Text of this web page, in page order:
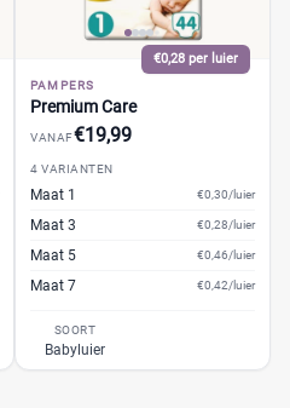
(27)
€0,28 per luier
PAMPERS
Premium Care
VANAF€19,99
4 VARIANTEN
Maat 1 €0,30/luier
Maat 3 €0,28/luier
Maat 5 €0,46/luier
Maat 7 €0,42/luier
SOORT
Babyluier